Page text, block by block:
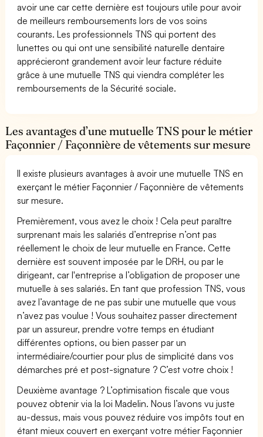
avoir une car cette dernière est toujours utile pour avoir
de meilleurs remboursements lors de vos soins
courants. Les professionnels TNS qui portent des
lunettes ou qui ont une sensibilité naturelle dentaire
apprécieront grandement avoir leur facture réduite
grâce à une mutuelle TNS qui viendra compléter les
remboursements de la Sécurité sociale.
Les avantages d’une mutuelle TNS pour le métier
Façonnier / Façonnière de vêtements sur mesure
Il existe plusieurs avantages à avoir une mutuelle TNS en
exerçant le métier Façonnier / Façonnière de vêtements
sur mesure.
Premièrement, vous avez le choix ! Cela peut paraître
surprenant mais les salariés d’entreprise n’ont pas
réellement le choix de leur mutuelle en France. Cette
dernière est souvent imposée par le DRH, ou par le
dirigeant, car l'entreprise a l’obligation de proposer une
mutuelle à ses salariés. En tant que profession TNS, vous
avez l’avantage de ne pas subir une mutuelle que vous
n’avez pas voulue ! Vous souhaitez passer directement
par un assureur, prendre votre temps en étudiant
différentes options, ou bien passer par un
intermédiaire/courtier pour plus de simplicité dans vos
démarches pré et post-signature ? C’est votre choix !
Deuxième avantage ? L’optimisation fiscale que vous
pouvez obtenir via la loi Madelin. Nous l’avons vu juste
au-dessus, mais vous pouvez réduire vos impôts tout en
étant mieux couvert en exerçant votre métier Façonnier